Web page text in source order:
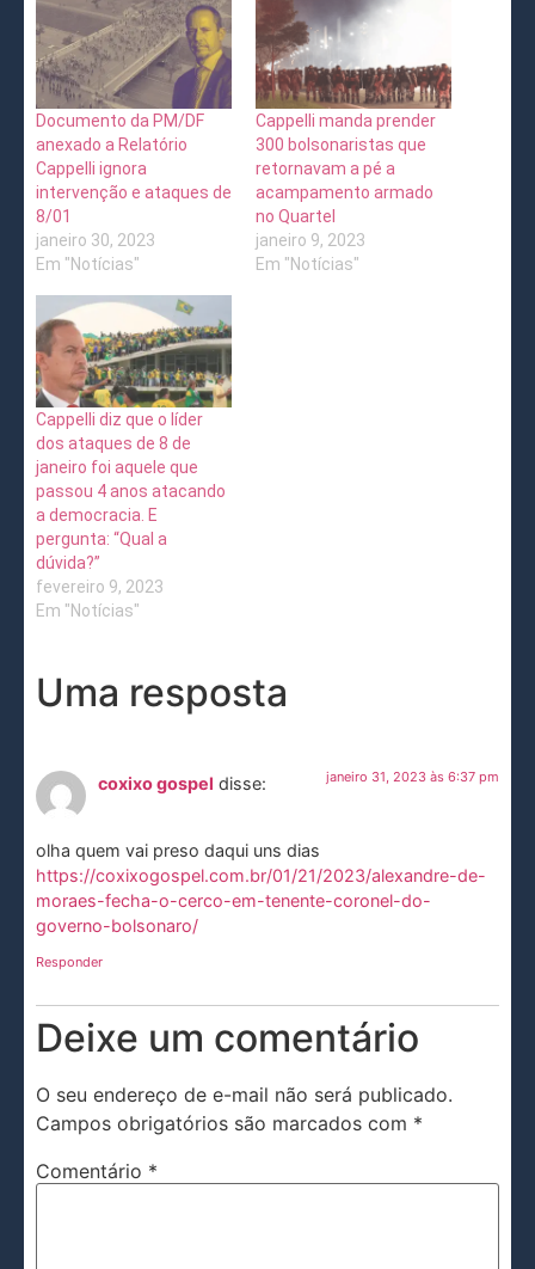
Documento da PM/DF
anexado a Relatório
Cappelli ignora
intervenção e ataques de
8/01
janeiro 30, 2023
Em "Notícias"
Cappelli manda prender
300 bolsonaristas que
retornavam a pé a
acampamento armado
no Quartel
janeiro 9, 2023
Em "Notícias"
Cappelli diz que o líder
dos ataques de 8 de
janeiro foi aquele que
passou 4 anos atacando
a democracia. E
pergunta: “Qual a
dúvida?”
fevereiro 9, 2023
Em "Notícias"
Uma resposta
coxixo gospel disse: janeiro 31, 2023 às 6:37 pm
olha quem vai preso daqui uns dias
https://coxixogospel.com.br/01/21/2023/alexandre-de-
moraes-fecha-o-cerco-em-tenente-coronel-do-
governo-bolsonaro/
Responder
Deixe um comentário
O seu endereço de e-mail não será publicado.
Campos obrigatórios são marcados com *
Comentário *